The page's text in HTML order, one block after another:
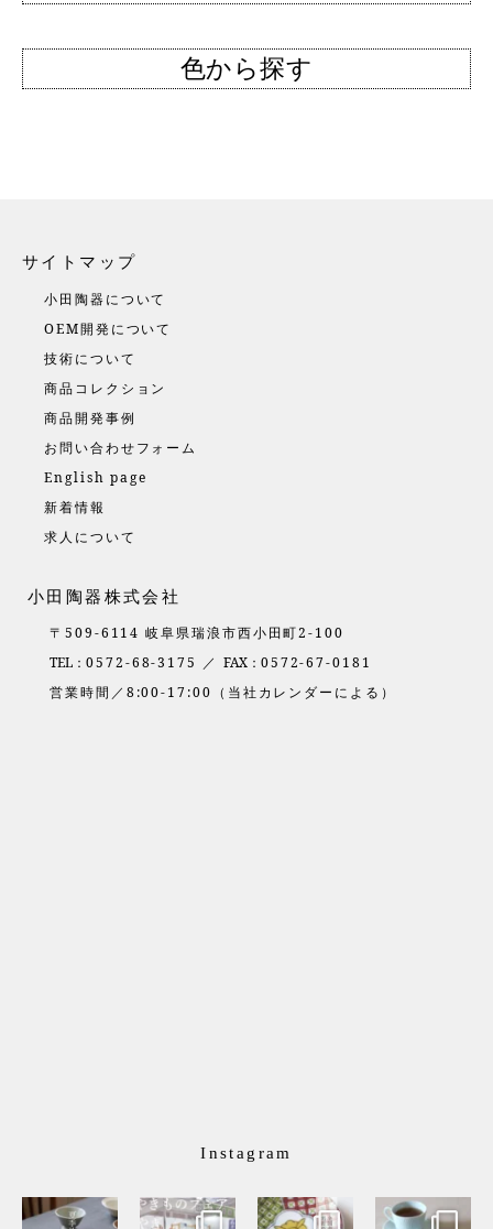
色から探す
サイトマップ
小田陶器について
OEM開発について
技術について
商品コレクション
商品開発事例
お問い合わせフォーム
English page
新着情報
求人について
小田陶器株式会社
〒509-6114 岐阜県瑞浪市西小田町2-100
TEL： 0572-68-3175 ／ FAX： 0572-67-0181
営業時間／8:00-17:00（当社カレンダーによる）
Instagram